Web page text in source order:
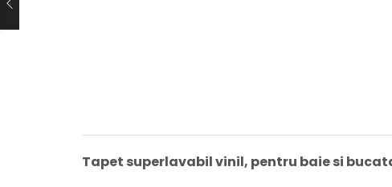
Tapet superlavabil vinil, pentru baie si